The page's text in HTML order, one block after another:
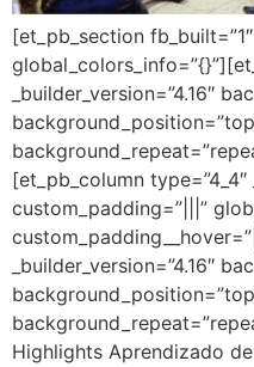
[et_pb_section
_builder_version=”4.16″
[et_pb_column type=”4_4″
custom_padding=”|||”
_builder_version=”4.16″
Highlights Aprendizado